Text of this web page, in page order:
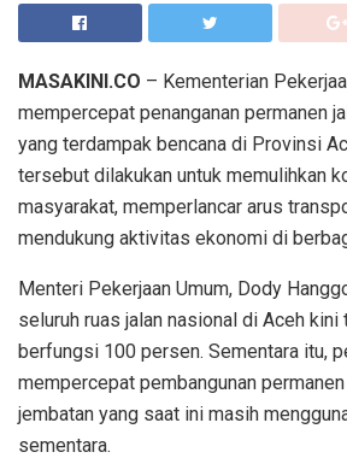
MASAKINI.CO – Kementerian
mempercepat penanganan permanen
yang terdampak bencana di Provinsi
tersebut dilakukan untuk memulihkan
masyarakat, memperlancar arus
mendukung aktivitas ekonomi di
Menteri Pekerjaan Umum, Dody
seluruh ruas jalan nasional di Aceh kini
berfungsi 100 persen. Sementara itu,
mempercepat pembangunan
jembatan yang saat ini masih
sementara.